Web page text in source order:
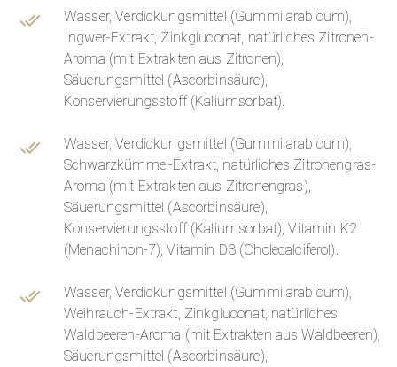
Wasser, Verdickungsmittel (Gummi arabicum),
Ingwer-Extrakt, Zinkgluconat, natürliches Zitronen-
Aroma (mit Extrakten aus Zitronen),
Säuerungsmittel (Ascorbinsäure),
Konservierungsstoff (Kaliumsorbat).
Wasser, Verdickungsmittel (Gummi arabicum),
Schwarzkümmel-Extrakt, natürliches Zitronengras-
Aroma (mit Extrakten aus Zitronengras),
Säuerungsmittel (Ascorbinsäure),
Konservierungsstoff (Kaliumsorbat), Vitamin K2
(Menachinon-7), Vitamin D3 (Cholecalciferol).
Wasser, Verdickungsmittel (Gummi arabicum),
Weihrauch-Extrakt, Zinkgluconat, natürliches
Waldbeeren-Aroma (mit Extrakten aus Waldbeeren),
Säuerungsmittel (Ascorbinsäure),